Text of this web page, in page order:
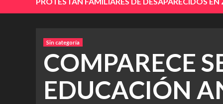
Sin categoría
COMPARECE
EDUCACIÓN